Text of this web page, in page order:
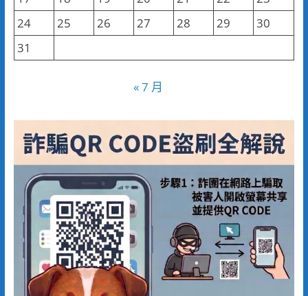
24
25 26 27 28 29
30
31
« 7 月